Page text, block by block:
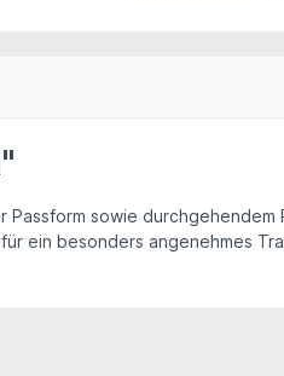
sowie
ein besonders angenehmes